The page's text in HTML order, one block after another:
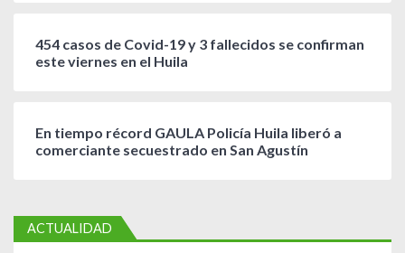
454 casos de Covid-19 y 3 fallecidos se confirman
este viernes en el Huila
En tiempo récord GAULA Policía Huila liberó a
comerciante secuestrado en San Agustín
ACTUALIDAD